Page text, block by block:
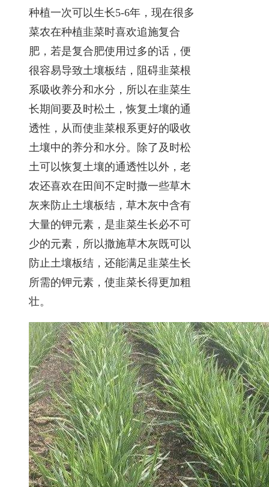
种植一次可以生长5-6年，现在很多
菜农在种植韭菜时喜欢追施复合
肥，若是复合肥使用过多的话，便
很容易导致土壤板结，阻碍韭菜根
系吸收养分和水分，所以在韭菜生
长期间要及时松土，恢复土壤的通
透性，从而使韭菜根系更好的吸收
土壤中的养分和水分。除了及时松
土可以恢复土壤的通透性以外，老
农还喜欢在田间不定时撒一些草木
灰来防止土壤板结，草木灰中含有
大量的钾元素，是韭菜生长必不可
少的元素，所以撒施草木灰既可以
防止土壤板结，还能满足韭菜生长
所需的钾元素，使韭菜长得更加粗
壮。